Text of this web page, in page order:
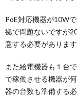
PoE対応機器が10W
拠で問題ないですが
意する必要があります
また給電機器も１台
で稼働させる機器が
器の台数も準備する必